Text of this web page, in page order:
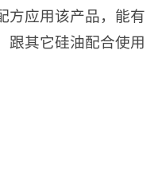
方应用该产品，能有
跟其它硅油配合使用